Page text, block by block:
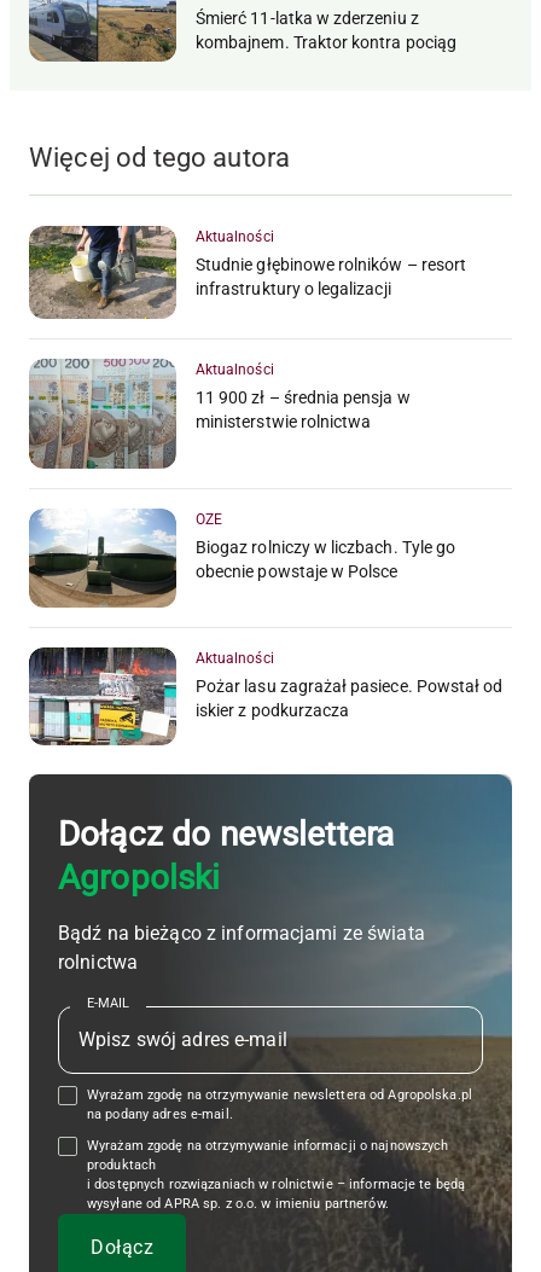
Śmierć 11-latka w zderzeniu z
kombajnem. Traktor kontra pociąg
Więcej od tego autora
Aktualności
Studnie głębinowe rolników – resort
infrastruktury o legalizacji
Aktualności
11 900 zł – średnia pensja w
ministerstwie rolnictwa
OZE
Biogaz rolniczy w liczbach. Tyle go
obecnie powstaje w Polsce
Aktualności
Pożar lasu zagrażał pasiece. Powstał od
iskier z podkurzacza
Dołącz do newslettera
Agropolski
Bądź na bieżąco z informacjami ze świata
rolnictwa
E-MAIL
Wyrażam zgodę na otrzymywanie newslettera od Agropolska.pl
na podany adres e-mail.
Wyrażam zgodę na otrzymywanie informacji o najnowszych
produktach
i dostępnych rozwiązaniach w rolnictwie – informacje te będą
wysyłane od APRA sp. z o.o. w imieniu partnerów.